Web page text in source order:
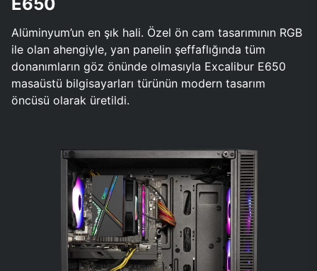
Alüminyum’un en şık hali. Özel ön cam tasarımının RGB
ile olan ahengiyle, yan panelin şeffaflığında tüm
donanımların göz önünde olmasıyla Excalibur E650
masaüstü bilgisayarları türünün modern tasarım
öncüsü olarak üretildi.